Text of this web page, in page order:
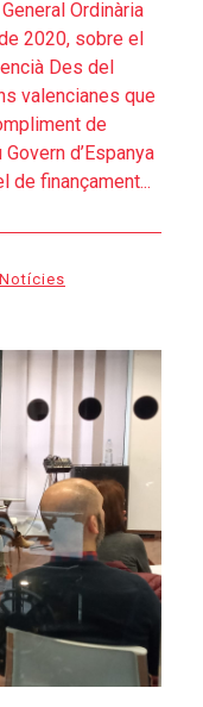
Ordinària
2020, sobre el
Des del
valencianes que
de
d’Espanya
de finançament...
Notícies